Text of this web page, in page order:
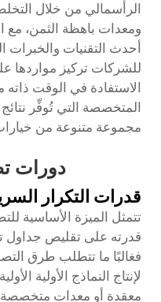
الرأسمالي من خلال
ومعدات باهظة الثمن،
أحدث التقنيات والخبرات
للشركات تركيز مواردها
الاستفادة في الوقت ذاته
المتخصصة التي تُوفِّر
مجموعة متنوعة من
دورات
قدرات التكرار
تتمثل الميزة الأساسية
قدرته على تقليص جداول
فغالبًا ما تتطلب طرق
لإنتاج النماذج الأولية
معقدة أو معدات متخصصة.